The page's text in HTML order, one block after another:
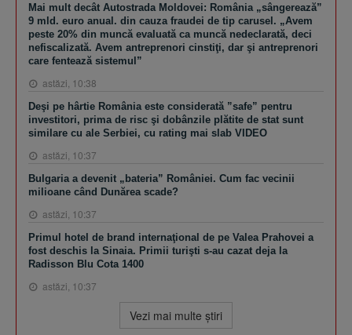
Mai mult decât Autostrada Moldovei: România „sângerează”
9 mld. euro anual. din cauza fraudei de tip carusel. „Avem
peste 20% din muncă evaluată ca muncă nedeclarată, deci
nefiscalizată. Avem antreprenori cinstiţi, dar şi antreprenori
care fentează sistemul”
astăzi, 10:38
Deşi pe hârtie România este considerată ”safe” pentru
investitori, prima de risc şi dobânzile plătite de stat sunt
similare cu ale Serbiei, cu rating mai slab VIDEO
astăzi, 10:37
Bulgaria a devenit „bateria” României. Cum fac vecinii
milioane când Dunărea scade?
astăzi, 10:37
​Primul hotel de brand internaţional de pe Valea Prahovei a
fost deschis la Sinaia. Primii turişti s-au cazat deja la
Radisson Blu Cota 1400
astăzi, 10:37
Vezi mai multe ştiri